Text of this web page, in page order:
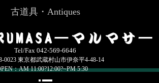
古道具・Antiques
Tel/Fax 042-569-6646
0023 東京都武蔵村山市伊奈平4-48-14
：AM 11:00?12:00?~PM 5:30
・水曜日,他、お知らせを確認してください